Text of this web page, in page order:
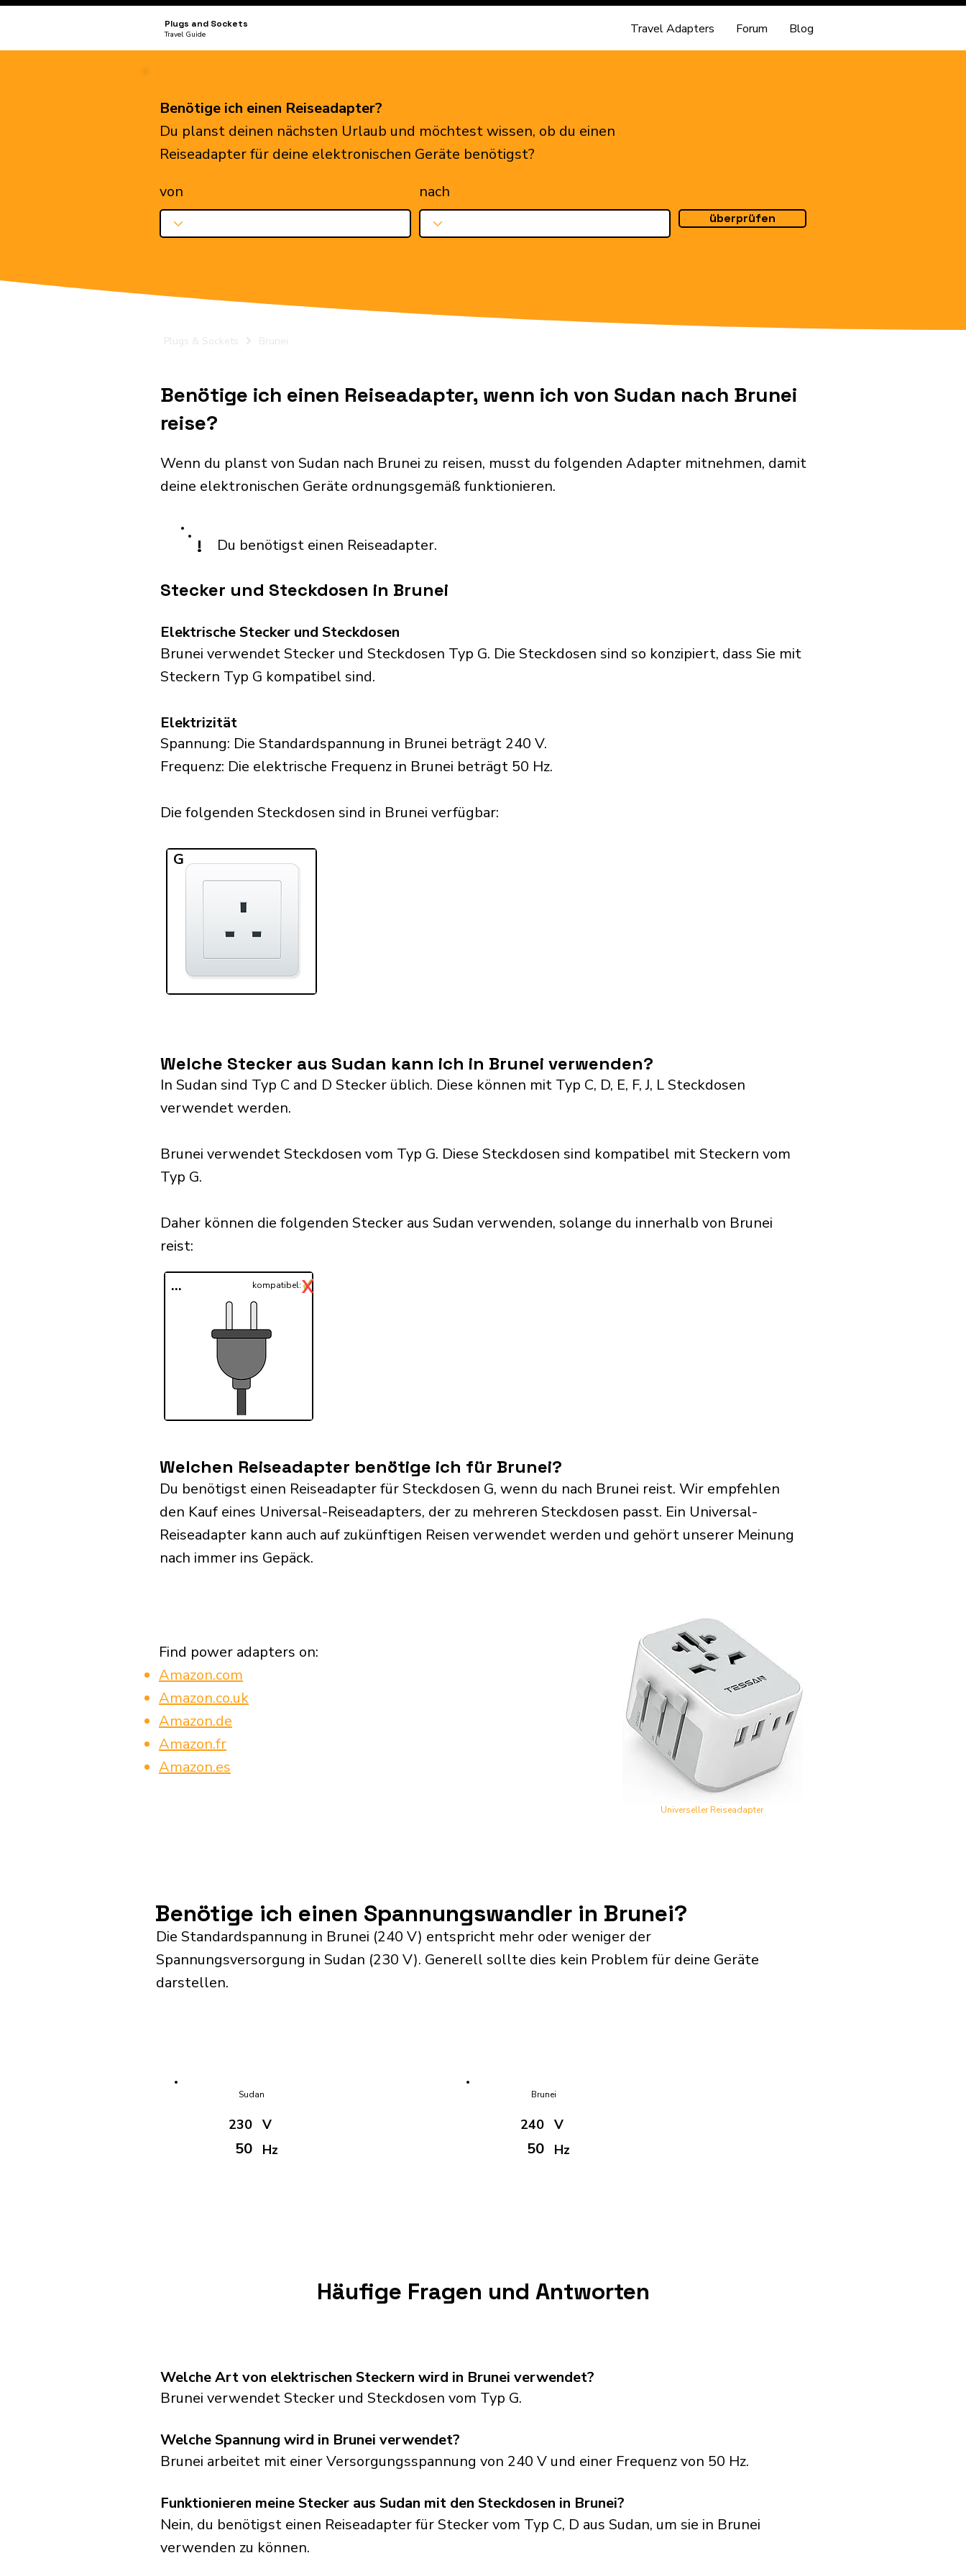
Plugs and Sockets
Travel Guide Travel Adapters Forum Blog
Benötige ich einen Reiseadapter?
Du planst deinen nächsten Urlaub und möchtest wissen, ob du einen
Reiseadapter für deine elektronischen Geräte benötigst?
von
nach
überprüfen
Plugs & Sockets Brunei
Benötige ich einen Reiseadapter, wenn ich von Sudan nach Brunei
reise?
Wenn du planst von Sudan nach Brunei zu reisen, musst du folgenden Adapter mitnehmen, damit
deine elektronischen Geräte ordnungsgemäß funktionieren.
! Du benötigst einen Reiseadapter.
Stecker und Steckdosen in Brunei
Elektrische Stecker und Steckdosen
Brunei verwendet Stecker und Steckdosen Typ G. Die Steckdosen sind so konzipiert, dass Sie mit
Steckern Typ G kompatibel sind.
Elektrizität
Spannung: Die Standardspannung in Brunei beträgt 240 V.
Frequenz: Die elektrische Frequenz in Brunei beträgt 50 Hz.
Die folgenden Steckdosen sind in Brunei verfügbar:​
G
Welche Stecker aus Sudan kann ich in Brunei verwenden?
In Sudan sind Typ C and D Stecker üblich. Diese können mit Typ C, D, E, F, J, L Steckdosen
verwendet werden.
Brunei verwendet Steckdosen vom Typ G. Diese Steckdosen sind kompatibel mit Steckern vom
Typ G.
Daher können die folgenden Stecker aus Sudan verwenden, solange du innerhalb von Brunei
reist:​
... ✓
kompatibel:X
Welchen Reiseadapter benötige ich für Brunei?
Du benötigst einen Reiseadapter für Steckdosen G, wenn du nach Brunei reist. Wir empfehlen
den Kauf eines Universal-Reiseadapters, der zu mehreren Steckdosen passt. Ein Universal-
Reiseadapter kann auch auf zukünftigen Reisen verwendet werden und gehört unserer Meinung
nach immer ins Gepäck.
Find power adapters on:
Amazon.com
Amazon.co.uk
Amazon.de
Amazon.fr
Amazon.es
Universeller Reiseadapter
Benötige ich einen Spannungswandler in Brunei?
Die Standardspannung in Brunei (240 V) entspricht mehr oder weniger der
Spannungsversorgung in Sudan (230 V). Generell sollte dies kein Problem für deine Geräte
darstellen.
Sudan
230
50
V
Hz
Brunei
240
50
V
Hz
Häufige Fragen und Antworten
Welche Art von elektrischen Steckern wird in Brunei verwendet?
Brunei verwendet Stecker und Steckdosen vom Typ G.
Welche Spannung wird in Brunei verwendet?
Brunei arbeitet mit einer Versorgungsspannung von 240 V und einer Frequenz von 50 Hz.
Funktionieren meine Stecker aus Sudan mit den Steckdosen in Brunei?
Nein, du benötigst einen Reiseadapter für Stecker vom Typ C, D aus Sudan, um sie in Brunei
verwenden zu können.